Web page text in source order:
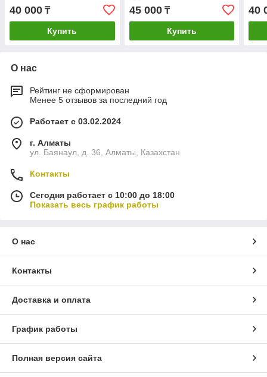
40 000 ₸
Купить
45 000₸
Купить
40
О нас
Рейтинг не сформирован
Менее 5 отзывов за последний год
Работает с 03.02.2024
г. Алматы
ул. Баянаул, д. 36, Алматы, Казахстан
Контакты
Сегодня работает с 10:00 до 18:00
Показать весь график работы
О нас
Контакты
Доставка и оплата
График работы
Полная версия сайта